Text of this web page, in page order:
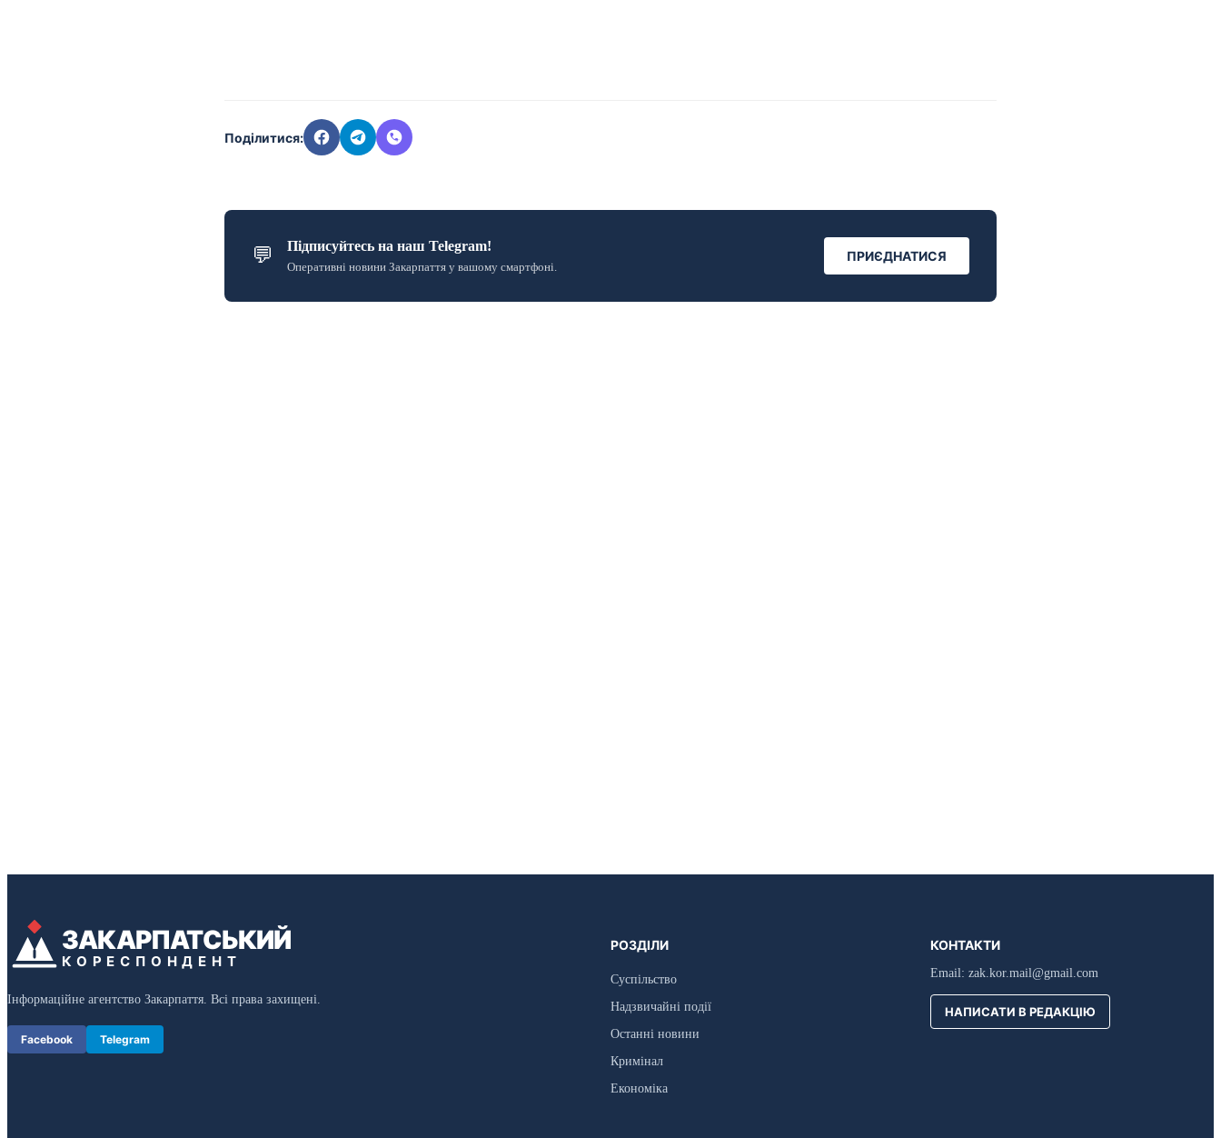
Поділитися:
💬 Підписуйтесь на наш Telegram!
Оперативні новини Закарпаття у вашому смартфоні.
ПРИЄДНАТИСЯ
ЗАКАРПАТСЬКИЙ
КОРЕСПОНДЕНТ
Інформаційне агентство Закарпаття. Всі права захищені.
Facebook Telegram
РОЗДІЛИ
Суспільство
Надзвичайні події
Останні новини
Кримінал
Економіка
КОНТАКТИ
Email: zak.kor.mail@gmail.com
НАПИСАТИ В РЕДАКЦІЮ